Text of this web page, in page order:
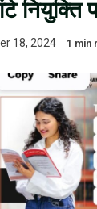
नियुक्ति
18, 2024 1 min